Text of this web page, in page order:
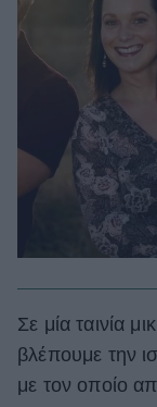
Σε μία ταινία
βλέπουμε την
με τον οποίο